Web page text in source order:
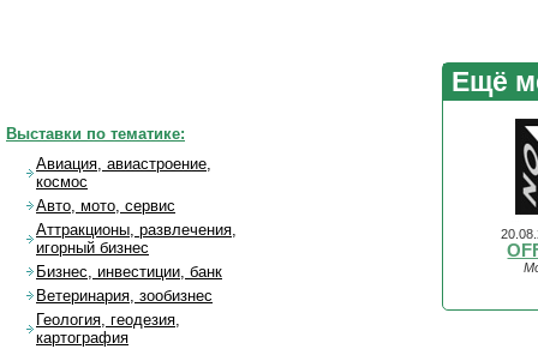
Ещё
Выставки по тематике:
Авиация, авиастроение,
космос
Авто, мото, сервис
Аттракционы, развлечения,
игорный бизнес
Бизнес, инвестиции, банк
Ветеринария, зообизнес
Геология, геодезия,
картография